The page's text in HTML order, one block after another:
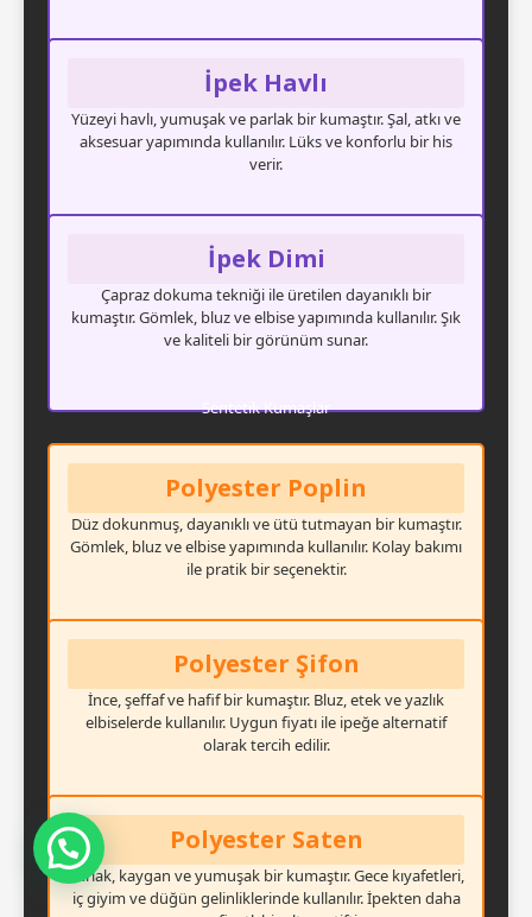
İpek Havlı
Yüzeyi havlı, yumuşak ve parlak bir kumaştır. Şal, atkı ve
aksesuar yapımında kullanılır. Lüks ve konforlu bir his
verir.
İpek Dimi
Çapraz dokuma tekniği ile üretilen dayanıklı bir
kumaştır. Gömlek, bluz ve elbise yapımında kullanılır. Şık
ve kaliteli bir görünüm sunar.
Sentetik Kumaşlar
Polyester Poplin
Düz dokunmuş, dayanıklı ve ütü tutmayan bir kumaştır.
Gömlek, bluz ve elbise yapımında kullanılır. Kolay bakımı
ile pratik bir seçenektir.
Polyester Şifon
İnce, şeffaf ve hafif bir kumaştır. Bluz, etek ve yazlık
elbiselerde kullanılır. Uygun fiyatı ile ipeğe alternatif
olarak tercih edilir.
Polyester Saten
Parlak, kaygan ve yumuşak bir kumaştır. Gece kıyafetleri,
iç giyim ve düğün gelinliklerinde kullanılır. İpekten daha